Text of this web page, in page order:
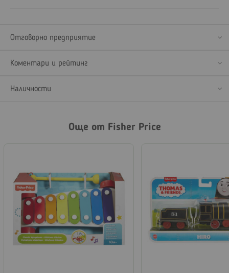
Отговорно предприятие
Коментари и рейтинг
Наличности
Още от Fisher Price